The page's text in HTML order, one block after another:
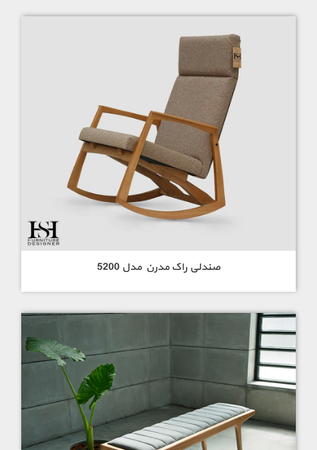
صندلی راک مدرن مدل 5200